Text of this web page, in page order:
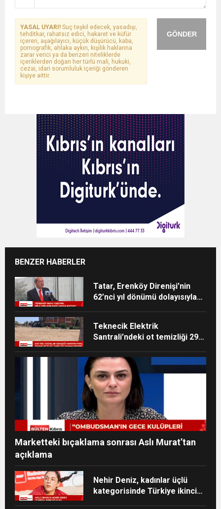
GÖNDER
YASAL UYARI! Suç teşkil edecek, yasadışı,
tehditkar, rahatsız edici, hakaret ve küfür
içeren, aşağılayıcı, küçük düşürücü, kaba,
pornografik, ahlaka aykırı, kişilik haklarına
zarar verici ya da benzeri niteliklerde
içeriklerden doğan her türlü mali, hukuki,
cezai, idari sorumluluk içeriği gönderen
kişiye aittir.
BENZER HABERLER
Tatar, Erenköy Direnişi’nin
62’nci yıl dönümü dolayısıyla
Teknecik Elektrik
Santrali’ndeki ot temizliği 29
ediyor
Marketteki bıçaklama sonrası Aslı Murat’tan
açıklama
Nehir Deniz, kadınlar üçlü
kategorisinde Türkiye ikincisi